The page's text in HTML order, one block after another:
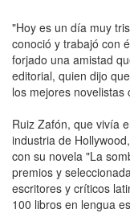
"Hoy es un día muy
conoció y trabajó con
forjado una amistad
editorial, quien dijo
los mejores novelistas
Ruiz Zafón, que vivía
industria de
con su novela "La
premios y
escritores y críticos
100 libros en lengua